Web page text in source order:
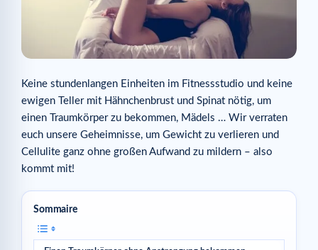
Keine stundenlangen Einheiten im Fitnessstudio und keine
ewigen Teller mit Hähnchenbrust und Spinat nötig, um
einen Traumkörper zu bekommen, Mädels … Wir verraten
euch unsere Geheimnisse, um Gewicht zu verlieren und
Cellulite ganz ohne großen Aufwand zu mildern – also
kommt mit!
Sommaire